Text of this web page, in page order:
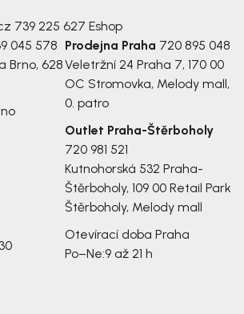
739 225 627 Eshop
045 578
Brno, 628
Prodejna Praha 720 895 048
Veletržní 24 Praha 7, 170 00
OC Stromovka, Melody mall,
0. patro
Outlet Praha-Štěrboholy
720 981 521
Kutnohorská 532 Praha-
Štěrboholy, 109 00 Retail Park
Štěrboholy, Melody mall
Otevírací doba Praha
Po–Ne:9 až 21 h